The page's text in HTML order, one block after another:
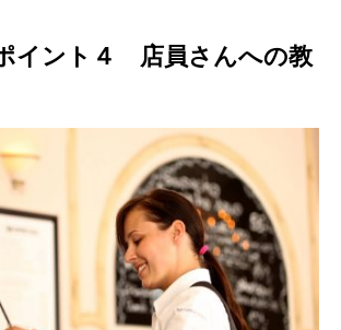
イント４ 店員さんへの教